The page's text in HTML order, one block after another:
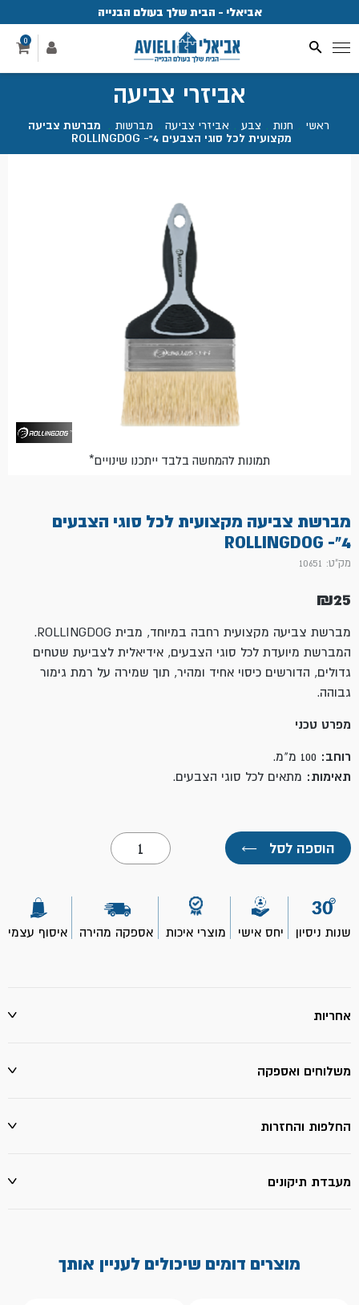
אביאלי - הבית שלך בעולם הבנייה
0
אביזרי צביעה
ראשי חנות צבע אביזרי צביעה מברשות
מברשת צביעה
מקצועית לכל סוגי הצבעים 4"- ROLLINGDOG
מברשת צביעה מקצועית לכל סוגי הצבעים
4"- ROLLINGDOG
מק"ט: 10651
₪25
מברשת צביעה מקצועית רחבה במיוחד, מבית ROLLINGDOG.
המברשת מיועדת לכל סוגי הצבעים, אידיאלית לצביעת שטחים
גדולים, הדורשים כיסוי אחיד ומהיר, תוך שמירה על רמת גימור
גבוהה.
מפרט טכני
רוחב:
תאימות: מתאים לכל סוגי הצבעים.
הוספה לסל ←
כמות
של
מברשת
מקצועית
הצבעים
שנות ניסיון יחס אישי מוצרי איכות אספקה מהירה איסוף עצמי
אחריות
משלוחים ואספקה
החלפות והחזרות
מעבדת תיקונים
*תמונות להמחשה בלבד ייתכנו שינויים
מוצרים דומים שיכולים לעניין אותך